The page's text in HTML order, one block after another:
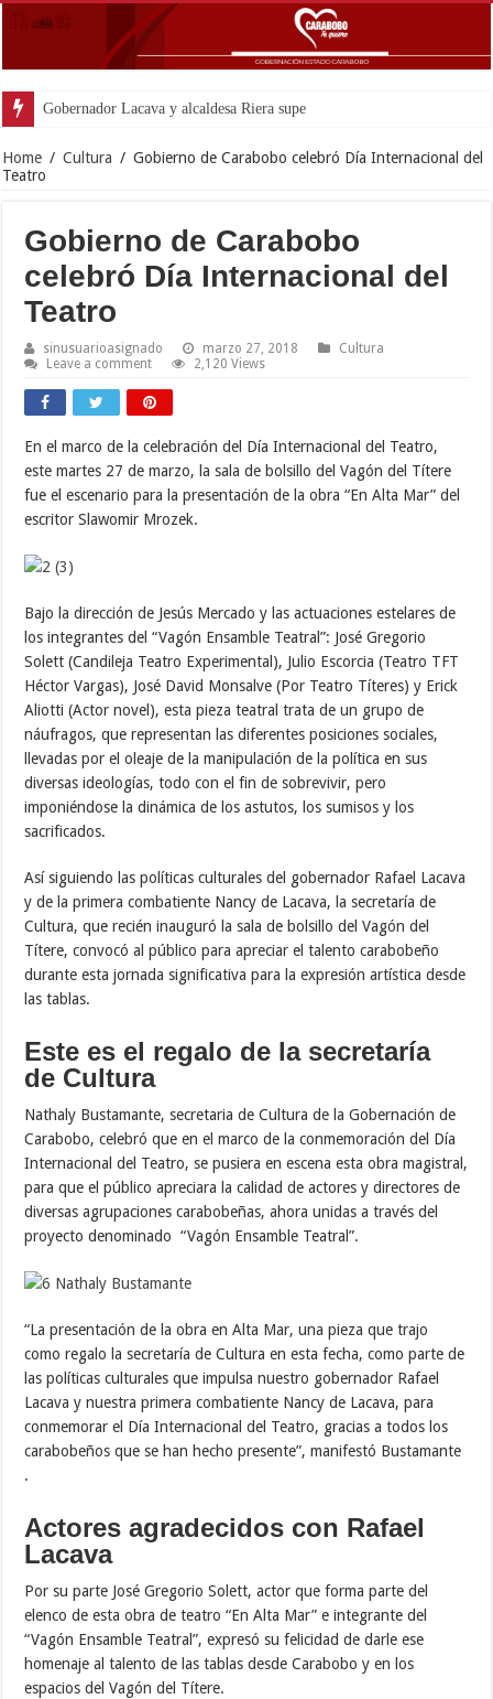
Home / Cultura / Gobierno de Carabobo celebró Día Internacional del
Teatro
Gobierno de Carabobo
celebró Día Internacional del
Teatro
sinusuarioasignado marzo 27, 2018
Cultura
Leave a comment
2,120 Views
En el marco de la celebración del Día Internacional del Teatro,
este martes 27 de marzo, la sala de bolsillo del Vagón del Títere
fue el escenario para la presentación de la obra “En Alta Mar” del
escritor Slawomir Mrozek.
Bajo la dirección de Jesús Mercado y las actuaciones estelares de
los integrantes del “Vagón Ensamble Teatral”: José Gregorio
Solett (Candileja Teatro Experimental), Julio Escorcia (Teatro TFT
Héctor Vargas), José David Monsalve (Por Teatro Títeres) y Erick
Aliotti (Actor novel), esta pieza teatral trata de un grupo de
náufragos, que representan las diferentes posiciones sociales,
llevadas por el oleaje de la manipulación de la política en sus
diversas ideologías, todo con el fin de sobrevivir, pero
imponiéndose la dinámica de los astutos, los sumisos y los
sacrificados.
Así siguiendo las políticas culturales del gobernador Rafael Lacava
y de la primera combatiente Nancy de Lacava, la secretaría de
Cultura, que recién inauguró la sala de bolsillo del Vagón del
Títere, convocó al público para apreciar el talento carabobeño
durante esta jornada significativa para la expresión artística desde
las tablas.
Este es el regalo de la secretaría
de Cultura
Nathaly Bustamante, secretaria de Cultura de la Gobernación de
Carabobo, celebró que en el marco de la conmemoración del Día
Internacional del Teatro, se pusiera en escena esta obra magistral,
para que el público apreciara la calidad de actores y directores de
diversas agrupaciones carabobeñas, ahora unidas a través del
proyecto denominado “Vagón Ensamble Teatral”.
“La presentación de la obra en Alta Mar, una pieza que trajo
como regalo la secretaría de Cultura en esta fecha, como parte de
las políticas culturales que impulsa nuestro gobernador Rafael
Lacava y nuestra primera combatiente Nancy de Lacava, para
conmemorar el Día Internacional del Teatro, gracias a todos los
carabobeños que se han hecho presente”, manifestó Bustamante
.
Actores agradecidos con Rafael
Lacava
Por su parte José Gregorio Solett, actor que forma parte del
elenco de esta obra de teatro “En Alta Mar” e integrante del
“Vagón Ensamble Teatral”, expresó su felicidad de darle ese
homenaje al talento de las tablas desde Carabobo y en los
espacios del Vagón del Títere.